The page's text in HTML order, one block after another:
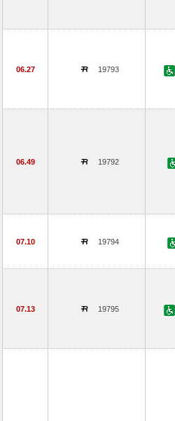
06.27 19793
06.49 19792
07.10 19794
07.13 19795